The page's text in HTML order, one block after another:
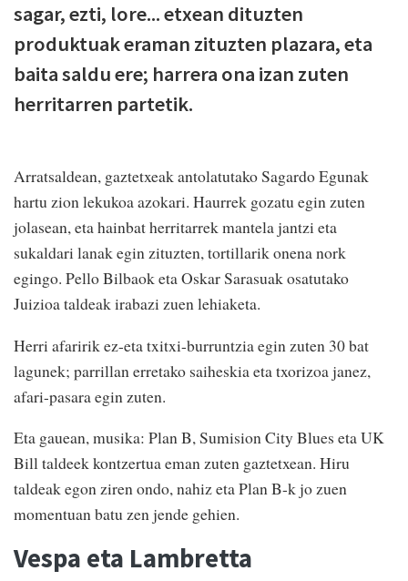
sagar, ezti, lore... etxean dituzten
produktuak eraman zituzten plazara, eta
baita saldu ere; harrera ona izan zuten
herritarren partetik.
Arratsaldean, gaztetxeak antolatutako Sagardo Egunak
hartu zion lekukoa azokari. Haurrek gozatu egin zuten
jolasean, eta hainbat herritarrek mantela jantzi eta
sukaldari lanak egin zituzten, tortillarik onena nork
egingo. Pello Bilbaok eta Oskar Sarasuak osatutako
Juizioa taldeak irabazi zuen lehiaketa.
Herri afaririk ez-eta txitxi-burruntzia egin zuten 30 bat
lagunek; parrillan erretako saiheskia eta txorizoa janez,
afari-pasara egin zuten.
Eta gauean, musika: Plan B, Sumision City Blues eta UK
Bill taldeek kontzertua eman zuten gaztetxean. Hiru
taldeak egon ziren ondo, nahiz eta Plan B-k jo zuen
momentuan batu zen jende gehien.
Vespa eta Lambretta